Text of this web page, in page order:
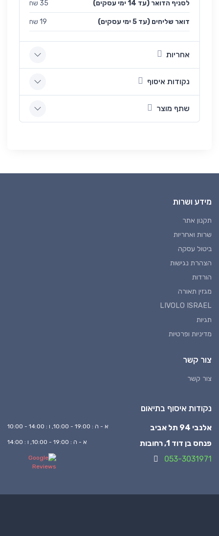
לסניף הדואר (עד 14 ימי עסקים) 35 שח
(עד 5 ימי עסקים) דואר שליחים 19 שח
אחריות
נקודות איסוף
שתף מוצר
מידע ושרות
תקנון אתר
שרות ואחריות
ביטול עסקה
הצהרת נגישות
הורדות
מגזין תאורה
LIVOLO ISRAEL
תגיות
מדיניות ופרטיות
צור קשר
צור קשר
נקודות איסוף בתיאום
אלנבי 94 תל אביב א - ה : 19:00 - 10:00, ו : 14:00 - 10:00
פנחס בן דוד 1, רחובות א - ה : 19:00 - 10:00, ו : 14:00
053-3031971